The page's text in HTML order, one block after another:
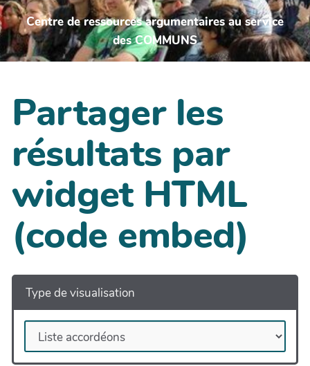
Centre de ressources argumentaires au service
des COMMUNS
Partager les
résultats par
widget HTML
(code embed)
Type de visualisation